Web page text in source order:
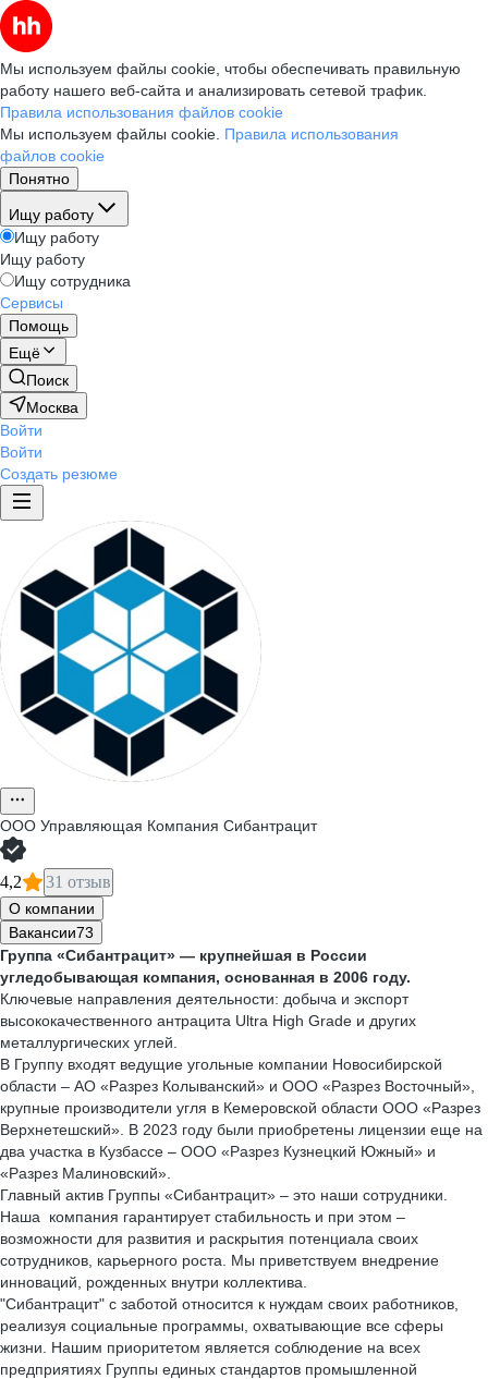
Мы используем файлы cookie, чтобы обеспечивать правильную
работу нашего веб-сайта и анализировать сетевой трафик.
Правила использования файлов cookie
Мы используем файлы cookie. Правила использования
файлов cookie
Понятно
Ищу работу
Ищу работу
Ищу работу
Ищу сотрудника
Сервисы
Помощь
Ещё
Поиск
Москва
Войти
Войти
Создать резюме
ООО Управляющая Компания Сибантрацит
4,2 31 отзыв
О компании
Вакансии73
Группа «Сибантрацит» — крупнейшая в России
угледобывающая компания, основанная в 2006 году.
Ключевые направления деятельности: добыча и экcпорт
высококачественного антрацита Ultra High Grade и других
металлургических углей.
В Группу входят ведущие угольные компании Новосибирской
области – АО «Разрез Колыванский» и ООО «Разрез Восточный»,
крупные производители угля в Кемеровской области ООО «Разрез
Верхнетешский». В 2023 году были приобретены лицензии еще на
два участка в Кузбассе – ООО «Разрез Кузнецкий Южный» и
«Разрез Малиновский».
Главный актив Группы «Сибантрацит» – это наши сотрудники.
Наша компания гарантирует стабильность и при этом –
возможности для развития и раскрытия потенциала своих
сотрудников, карьерного роста. Мы приветствуем внедрение
инноваций, рожденных внутри коллектива.
"Сибантрацит" с заботой относится к нуждам своих работников,
реализуя социальные программы, охватывающие все сферы
жизни. Нашим приоритетом является соблюдение на всех
предприятиях Группы единых стандартов промышленной